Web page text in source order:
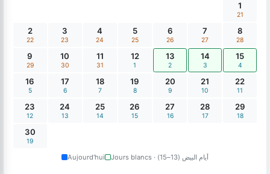
1
21
2
22
3
23
4
24
5
25
6
26
7
27
8
28
9
29
10
30
11
31
12
1
13
2
14
3
15
4
16
5
17
6
18
7
19
8
20
9
21
10
22
11
23
12
24
13
25
14
26
15
27
16
28
17
29
18
30
19
Aujourd'hui Jours blancs · أيام البيض (13–15)